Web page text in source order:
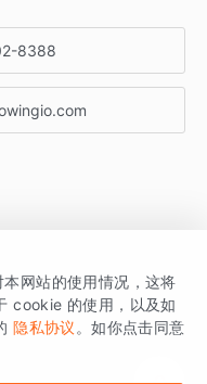
8388
牌，核心平台为 GrowingIO
网站的使用情况，这将
cookie 的使用，以及如
隐私协议 。如你点击同意